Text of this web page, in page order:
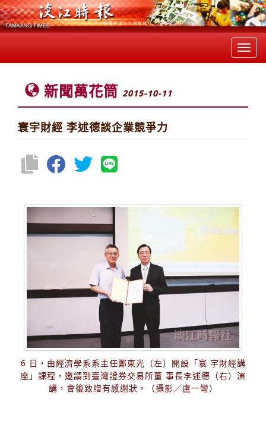
新聞萬花筒 2015-10-11
寰宇財經 李述德談企業競爭力
6 日，由經濟學系系主任鄭東光（左）開設「寰 宇財經講
座」課程，邀請到臺灣證券交易所董 事長李述德（右）演
講，會後致贈有感謝狀。（攝影／盧一彎）